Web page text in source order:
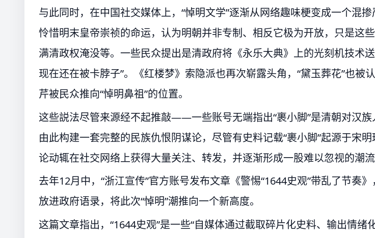
与此同时，在中国社交媒体上，“悼明文学”逐渐从网络趣味梗变成一个混
怜惜明末皇帝崇祯的命运，认为明朝并非专制、相反它极为开放，只是这
满清政权淹没等。一些民众提出是清政府将《永乐大典》上的光刻机技术
现在还在被卡脖子”。《红楼梦》索隐派也再次崭露头角，“黛玉葬花”也被
芹被民众推向“悼明鼻祖”的位置。
这些説法尽管来源经不起推敲——一些账号无端指出“裹小脚”是清朝对汉族
由此构建一套完整的民族仇恨阴谋论，尽管有史料记载“裹小脚”起源于宋
论动辄在社交网络上获得大量关注、转发，并逐渐形成一股难以忽视的潮流
去年12月中，“浙江宣传”官方账号发布文章《警惕“1644史观”带乱了节奏
放进政府语录，将此次“悼明”潮推向一个新高度。
这篇文章指出，“1644史观”是一些“自媒体通过截取碎片化史料、输出情绪